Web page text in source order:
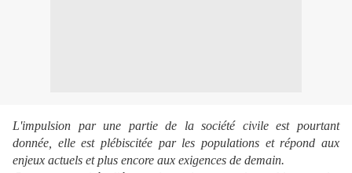
L'impulsion par une partie de la société civile est pourtant
donnée, elle est plébiscitée par les populations et répond aux
enjeux actuels et plus encore aux exigences de demain.